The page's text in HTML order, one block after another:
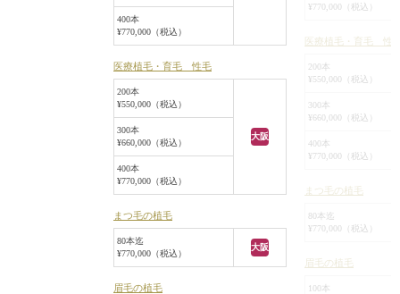
400本
¥770,000（税込）
医療植毛・育毛 性毛
200本
¥550,000（税込）
大阪
300本
¥660,000（税込）
400本
¥770,000（税込）
まつ毛の植毛
80本迄
¥770,000（税込）
大阪
眉毛の植毛
¥770,000（税込）
医療植毛・育毛 性
200本
¥550,000（税込）
300本
¥660,000（税込）
400本
¥770,000（税込）
まつ毛の植毛
80本迄
¥770,000（税込）
眉毛の植毛
100本